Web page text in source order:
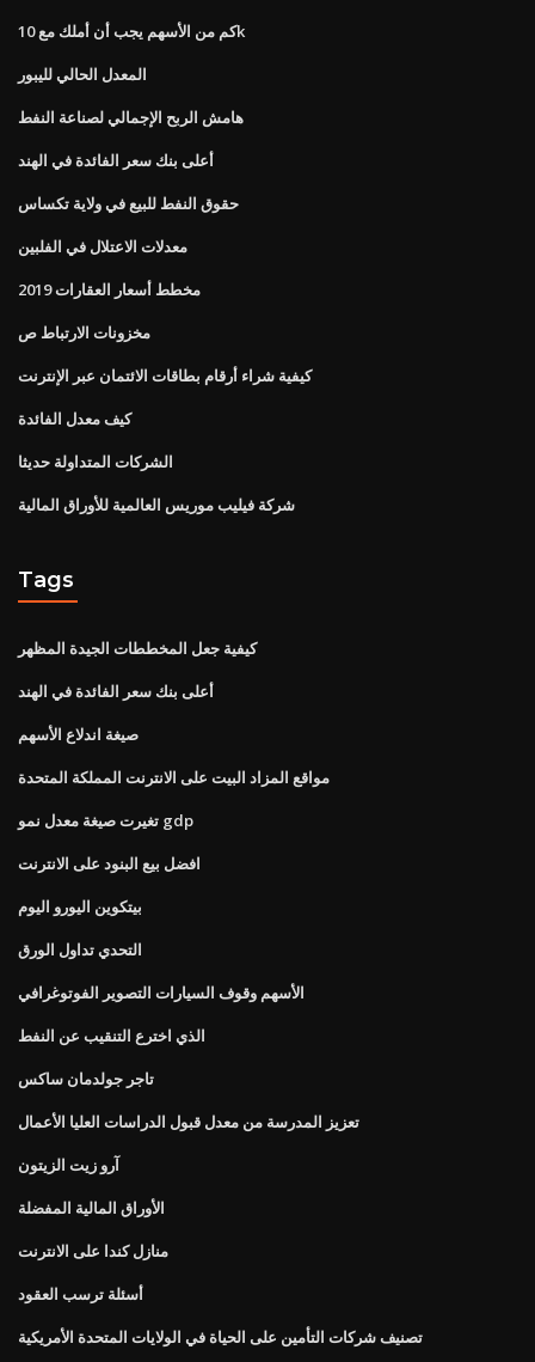
كم من الأسهم يجب أن أملك مع 10k
المعدل الحالي لليبور
هامش الربح الإجمالي لصناعة النفط
أعلى بنك سعر الفائدة في الهند
حقوق النفط للبيع في ولاية تكساس
معدلات الاعتلال في الفلبين
مخطط أسعار العقارات 2019
مخزونات الارتباط ص
كيفية شراء أرقام بطاقات الائتمان عبر الإنترنت
كيف معدل الفائدة
الشركات المتداولة حديثا
شركة فيليب موريس العالمية للأوراق المالية
Tags
كيفية جعل المخططات الجيدة المظهر
أعلى بنك سعر الفائدة في الهند
صيغة اندلاع الأسهم
مواقع المزاد البيت على الانترنت المملكة المتحدة
تغيرت صيغة معدل نمو gdp
افضل بيع البنود على الانترنت
بيتكوين اليورو اليوم
التحدي تداول الورق
الأسهم وقوف السيارات التصوير الفوتوغرافي
الذي اخترع التنقيب عن النفط
تاجر جولدمان ساكس
تعزيز المدرسة من معدل قبول الدراسات العليا الأعمال
آرو زيت الزيتون
الأوراق المالية المفضلة
منازل كندا على الانترنت
أسئلة ترسب العقود
تصنيف شركات التأمين على الحياة في الولايات المتحدة الأمريكية